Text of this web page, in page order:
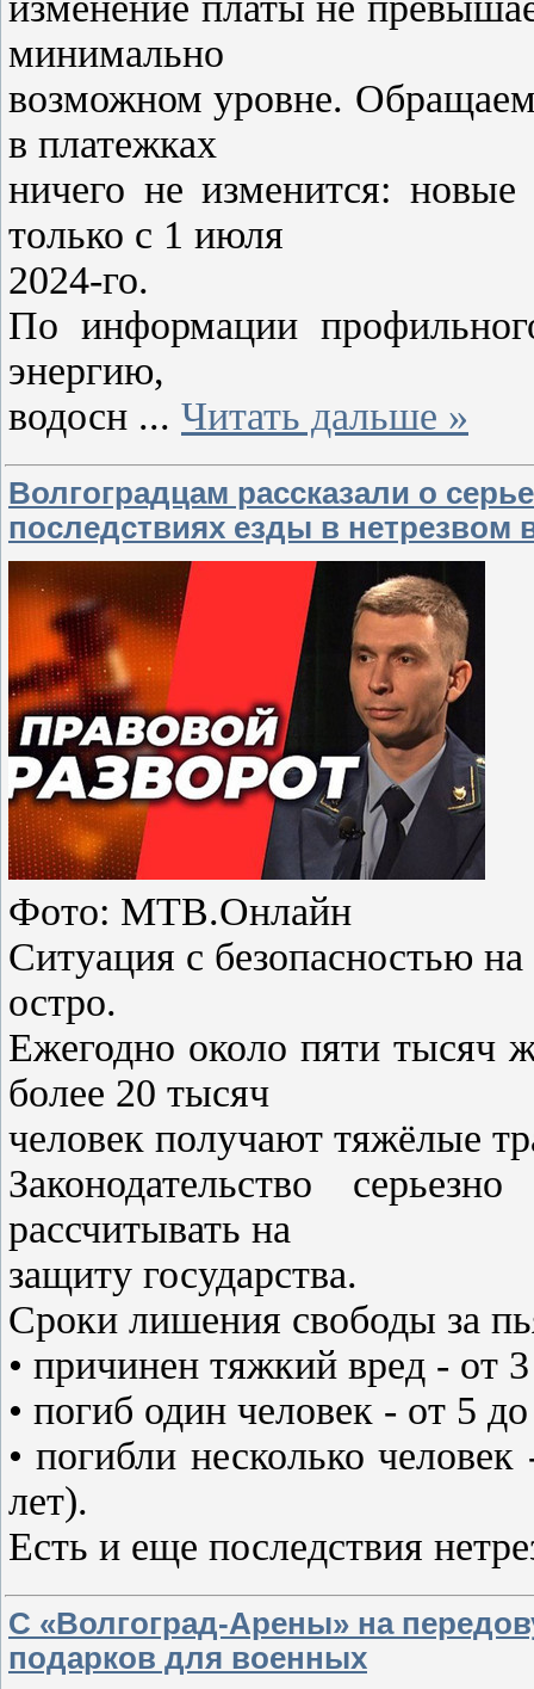
минимально
возможном уровне.
в платежках
ничего не изменится:
только с 1 июля
2024-го.
По информации
энергию,
водосн ... Читать дальше »
Волгоградцам рассказали о
последствиях езды в нетрезвом
Фото: МТВ.Онлайн
Ситуация с безопасностью
остро.
Ежегодно около пяти тысяч
более 20 тысяч
человек получают тяжёлые
Законодательство
рассчитывать на
защиту государства.
Сроки лишения свободы за
• причинен тяжкий вред - от
• погиб один человек - от 5
• погибли несколько
лет).
Есть и еще последствия
С «Волгоград-Арены» на
подарков для военных